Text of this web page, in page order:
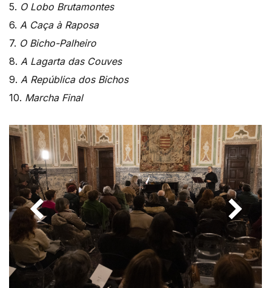
5. O Lobo Brutamontes
6. A Caça à Raposa
7. O Bicho-Palheiro
8. A Lagarta das Couves
9. A República dos Bichos
10. Marcha Final